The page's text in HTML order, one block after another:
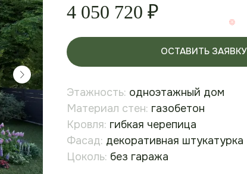
4 050 720 ₽
ОСТАВИТЬ ЗАЯВКУ
Этажность: одноэтажный дом
Материал стен: газобетон
Кровля: гибкая черепица
Фасад: декоративная штукатурка
Цоколь: без гаража